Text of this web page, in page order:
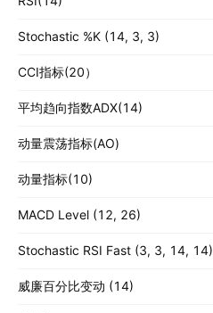
Stochastic %K (14, 3, 3)
CCI指标(20）
平均趋向指数ADX(14)
动量震荡指标(AO)
动量指标(10)
MACD Level (12, 26)
Stochastic RSI Fast (3, 3, 14, 14)
威廉百分比变动 (14)